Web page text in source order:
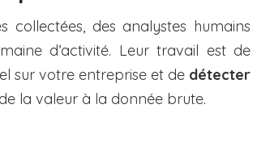
collectées, des analystes humains
d’activité. Leur travail est de
sur votre entreprise et de détecter
la valeur à la donnée brute.